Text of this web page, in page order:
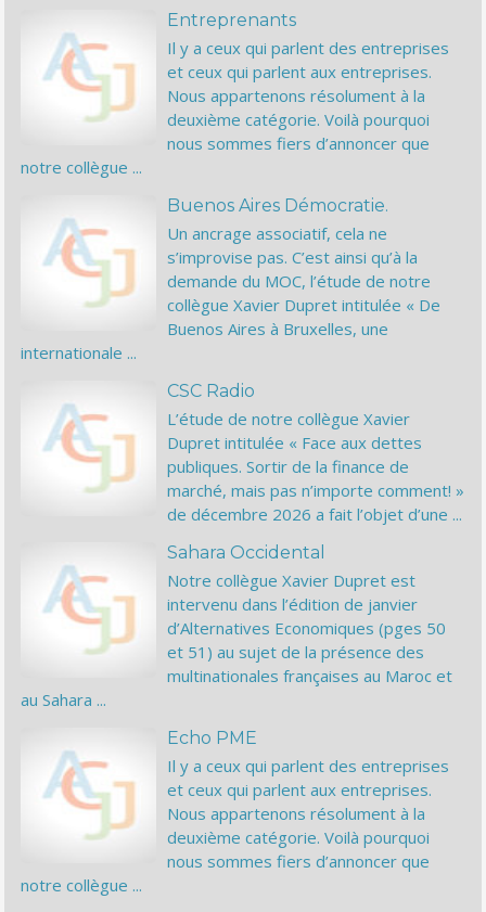
Entreprenants
Il y a ceux qui parlent des entreprises
et ceux qui parlent aux entreprises.
Nous appartenons résolument à la
deuxième catégorie. Voilà pourquoi
nous sommes fiers d’annoncer que
notre collègue ...
Buenos Aires Démocratie.
Un ancrage associatif, cela ne
s’improvise pas. C’est ainsi qu’à la
demande du MOC, l’étude de notre
collègue Xavier Dupret intitulée « De
Buenos Aires à Bruxelles, une
internationale ...
CSC Radio
L’étude de notre collègue Xavier
Dupret intitulée « Face aux dettes
publiques. Sortir de la finance de
marché, mais pas n’importe comment! »
de décembre 2026 a fait l’objet d’une ...
Sahara Occidental
Notre collègue Xavier Dupret est
intervenu dans l’édition de janvier
d’Alternatives Economiques (pges 50
et 51) au sujet de la présence des
multinationales françaises au Maroc et
au Sahara ...
Echo PME
Il y a ceux qui parlent des entreprises
et ceux qui parlent aux entreprises.
Nous appartenons résolument à la
deuxième catégorie. Voilà pourquoi
nous sommes fiers d’annoncer que
notre collègue ...